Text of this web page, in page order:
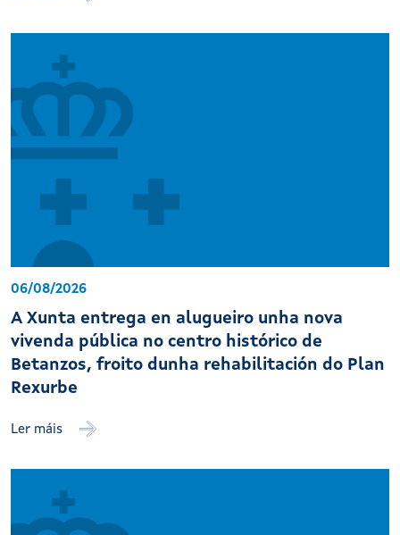
06/08/2026
A Xunta entrega en alugueiro unha nova
vivenda pública no centro histórico de
Betanzos, froito dunha rehabilitación do Plan
Rexurbe
Ler máis